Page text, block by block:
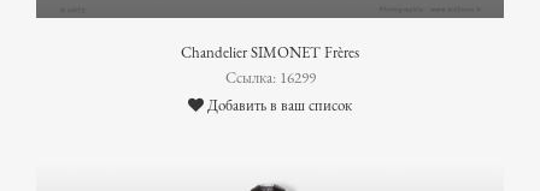
Chandelier SIMONET Frères
Ссылка: 16299
Добавить в ваш список